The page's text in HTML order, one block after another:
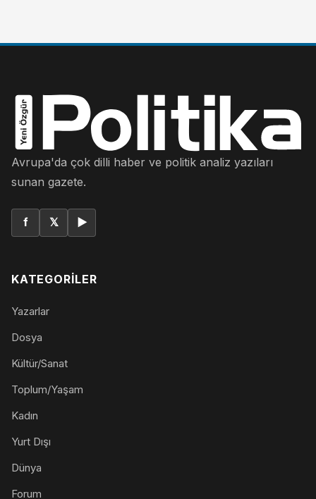
Avrupa'da çok dilli haber ve politik analiz yazıları
sunan gazete.
f 𝕏 ▶
KATEGORILER
Yazarlar
Dosya
Kültür/Sanat
Toplum/Yaşam
Kadın
Yurt Dışı
Dünya
Forum